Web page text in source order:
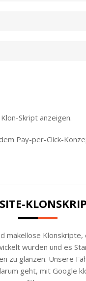
Skript anzeigen.
Pay-per-Click-
makellose Klonskripte,
wurden und es
zu glänzen. Unsere
geht, mit Google